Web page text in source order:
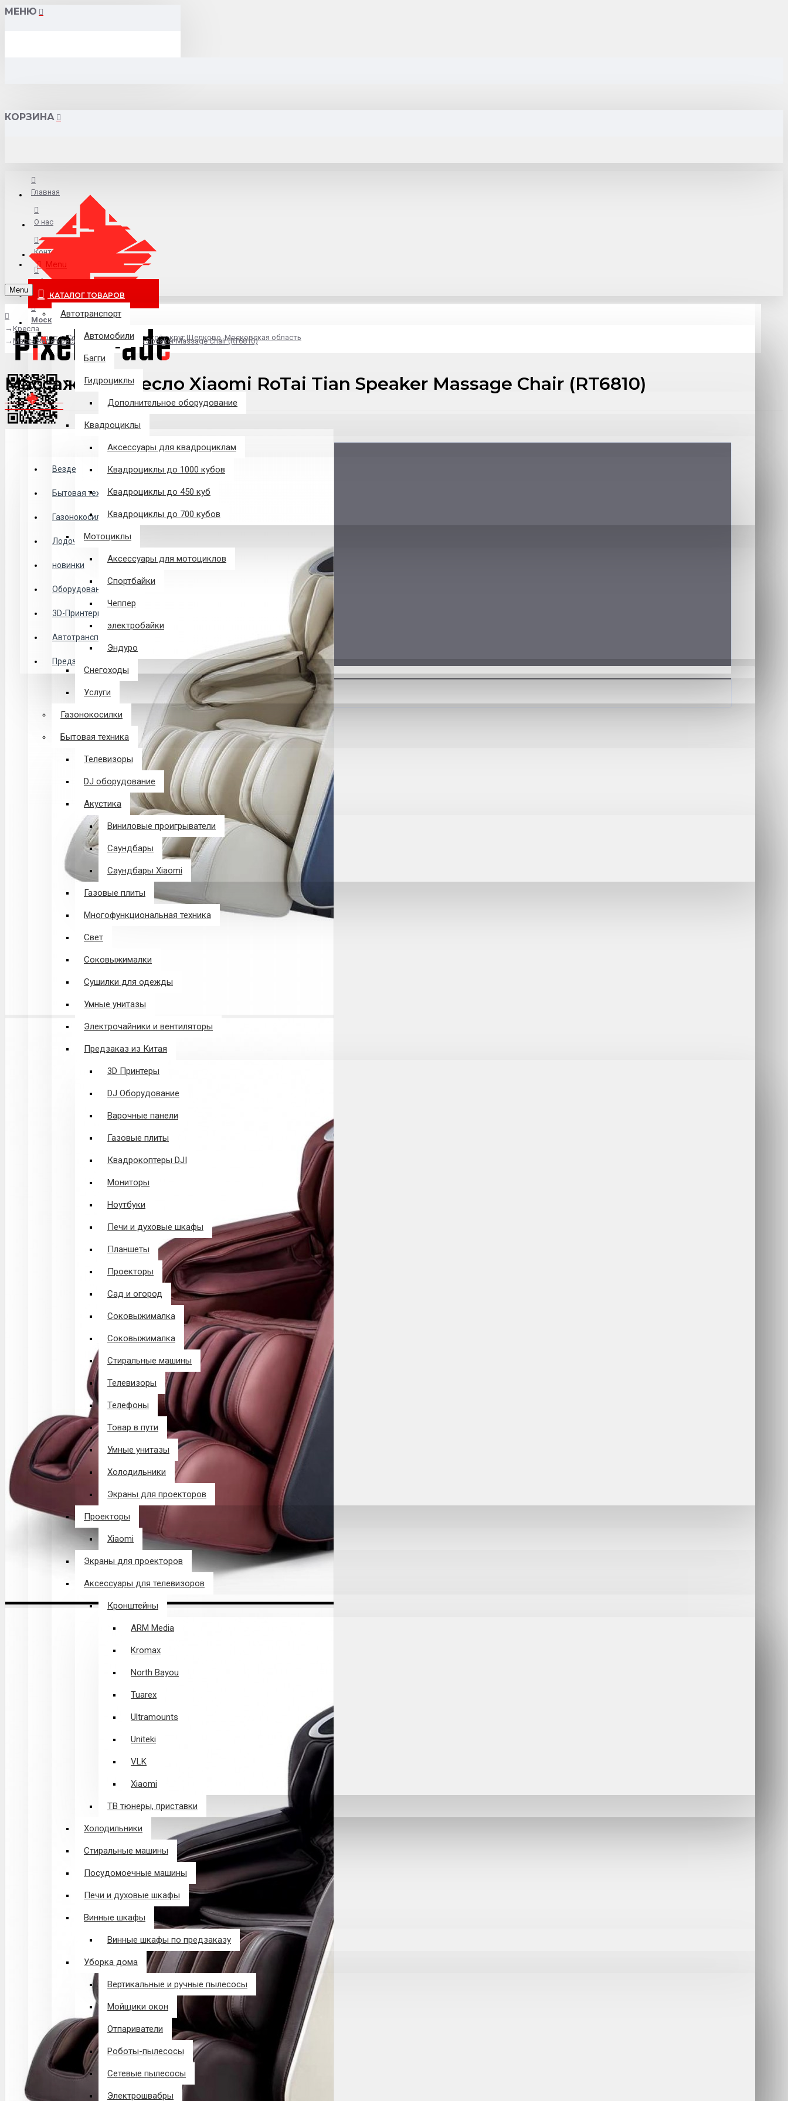
МЕНЮ
КОРЗИНА
Главная
О нас
Контакты
info@pixel-trade.ru
Москва
Адрес: д.Серково, вл1А, городской округ Щелково, Московская область
Везде
Бытовая техника
Газонокосилки
Лодочные Моторы
новинки
Оборудование
3D-Принтеры
Автотранспорт
Предзаказ из Китая
Филиалы
Закладки
0 товар(ов) - 0 р.
В корзине пусто!
Menu
КАТАЛОГ ТОВАРОВ
Автотранспорт
Автомобили
Багги
Гидроциклы
Дополнительное оборудование
Квадроциклы
Аксессуары для квадроциклам
Квадроциклы до 1000 кубов
Квадроциклы до 450 куб
Квадроциклы до 700 кубов
Мотоциклы
Аксессуары для мотоциклов
Спортбайки
Чеппер
электробайки
Эндуро
Снегоходы
Услуги
Газонокосилки
Бытовая техника
Телевизоры
DJ оборудование
Акустика
Виниловые проигрыватели
Саундбары
Саундбары Xiaomi
Газовые плиты
Многофункциональная техника
Свет
Соковыжималки
Сушилки для одежды
Умные унитазы
Электрочайники и вентиляторы
Предзаказ из Китая
3D Принтеры
DJ Оборудование
Варочные панели
Газовые плиты
Квадрокоптеры DJI
Мониторы
Ноутбуки
Печи и духовые шкафы
Планшеты
Проекторы
Сад и огород
Соковыжималка
Соковыжималка
Стиральные машины
Телевизоры
Телефоны
Товар в пути
Умные унитазы
Холодильники
Экраны для проекторов
Проекторы
Xiaomi
Экраны для проекторов
Аксессуары для телевизоров
Кронштейны
ARM Media
Kromax
North Bayou
Tuarex
Ultramounts
Uniteki
VLK
Xiaomi
ТВ тюнеры, приставки
Холодильники
Стиральные машины
Посудомоечные машины
Печи и духовые шкафы
Винные шкафы
Винные шкафы по предзаказу
Уборка дома
Вертикальные и ручные пылесосы
Мойщики окон
Отпариватели
Роботы-пылесосы
Сетевые пылесосы
Электрошвабры
Menu
Кресла
Массажное кресло Xiaomi RoTai Tian Speaker Massage Chair (RT6810)
Массажное кресло Xiaomi RoTai Tian Speaker Massage Chair (RT6810)